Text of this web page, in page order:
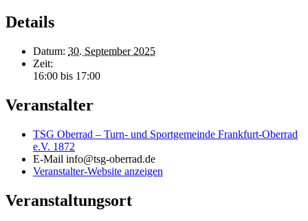
Details
Datum: 30. September 2025
Zeit:
16:00 bis 17:00
Veranstalter
TSG Oberrad – Turn- und Sportgemeinde Frankfurt-Oberrad
e.V. 1872
E-Mail info@tsg-oberrad.de
Veranstalter-Website anzeigen
Veranstaltungsort